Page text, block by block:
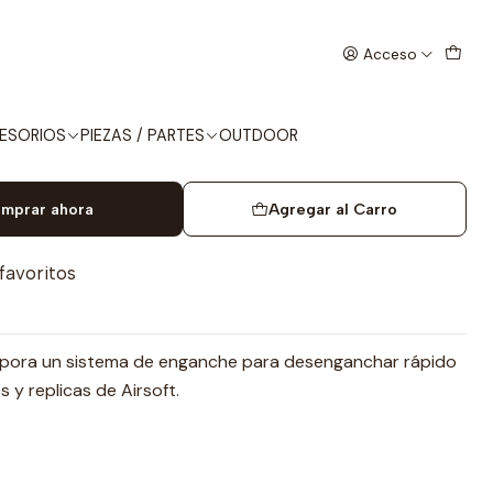
Acceso
PIEZAS / PARTES OUTDOOR
DE 2 PUNTOS
Agregar al Carro
ahora
un sistema de enganche para desenganchar rápido
y replicas de Airsoft.